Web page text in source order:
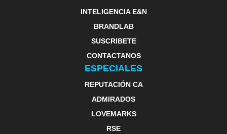
INTELIGENCIA E&N
BRANDLAB
SUSCRIBETE
CONTACTANOS
ESPECIALES
REPUTACIÓN CA
ADMIRADOS
LOVEMARKS
RSE